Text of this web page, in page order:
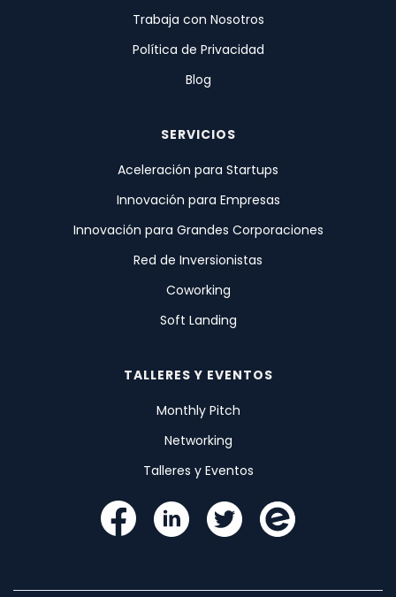
Trabaja con Nosotros
Política de Privacidad
Blog
SERVICIOS
Aceleración para Startups
Innovación para Empresas
Innovación para Grandes Corporaciones
Red de Inversionistas
Coworking
Soft Landing
TALLERES Y EVENTOS
Monthly Pitch
Networking
Talleres y Eventos